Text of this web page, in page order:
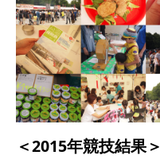
＜2015年競技結果＞